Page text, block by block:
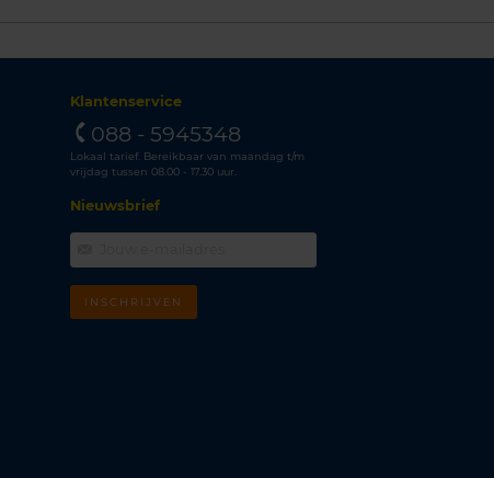
Klantenservice
088 - 5945348
Lokaal tarief. Bereikbaar van maandag t/m
vrijdag tussen 08.00 - 17.30 uur.
Nieuwsbrief
INSCHRIJVEN